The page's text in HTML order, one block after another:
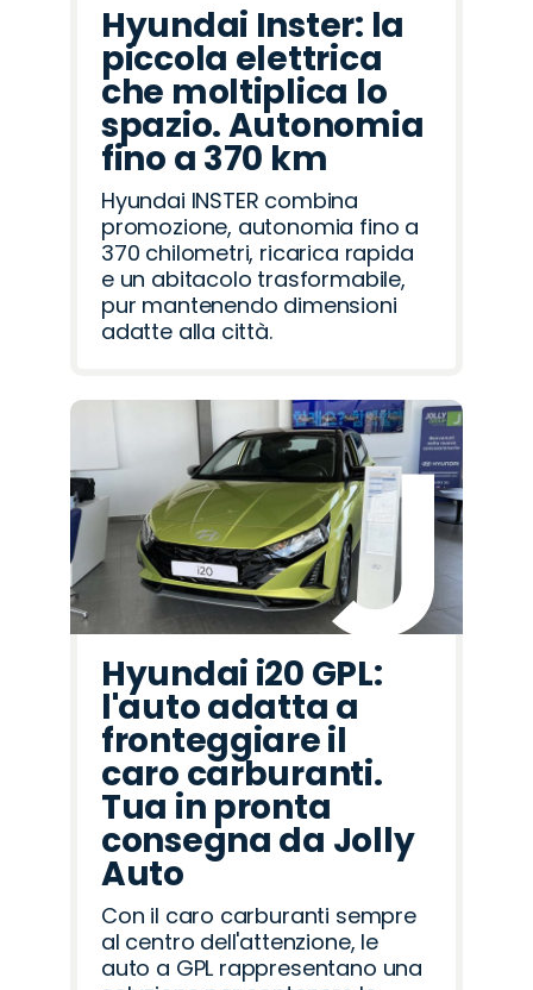
Hyundai Inster: la
piccola elettrica
che moltiplica lo
spazio. Autonomia
fino a 370 km
Hyundai INSTER combina
promozione, autonomia fino a
370 chilometri, ricarica rapida
e un abitacolo trasformabile,
pur mantenendo dimensioni
adatte alla città.
Hyundai i20 GPL:
l'auto adatta a
fronteggiare il
caro carburanti.
Tua in pronta
consegna da Jolly
Auto
Con il caro carburanti sempre
al centro dell'attenzione, le
auto a GPL rappresentano una